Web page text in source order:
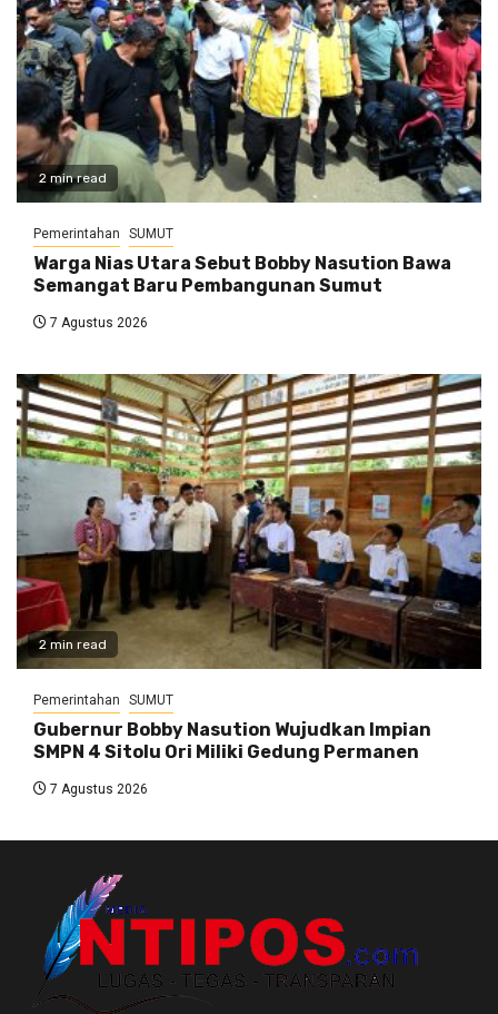
2 min read
Pemerintahan SUMUT
Warga Nias Utara Sebut Bobby Nasution Bawa
Semangat Baru Pembangunan Sumut
7 Agustus 2026
2 min read
Pemerintahan SUMUT
Gubernur Bobby Nasution Wujudkan Impian
SMPN 4 Sitolu Ori Miliki Gedung Permanen
7 Agustus 2026